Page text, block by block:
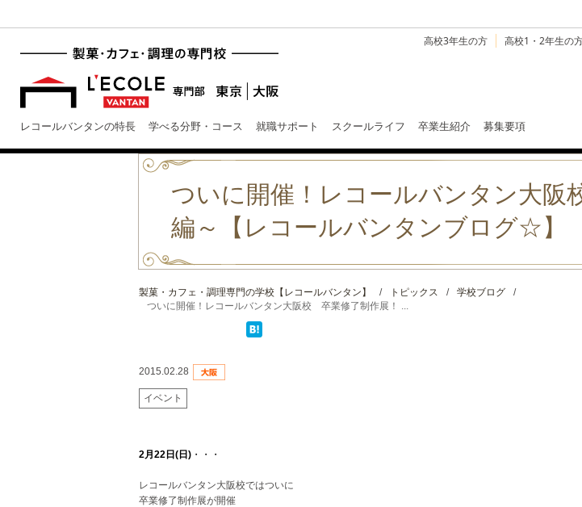
高校3年生の方 高校1・2年生の
レコールバンタンの特長 学べる分野・コース 就職サポート スクールライフ 卒業生紹介 募集要項
ついに開催！レコールバンタン大
編～【レコールバンタンブログ☆】
製菓・カフェ・調理専門の学校【レコールバンタン】 / トピックス / 学校ブログ
/
ついに開催！レコールバンタン大阪校 卒業修了制作展！ ...
2015.02.28
イベント
2月22日(日) ・・・
レコールバンタン大阪校ではついに
卒業修了制作展が開催